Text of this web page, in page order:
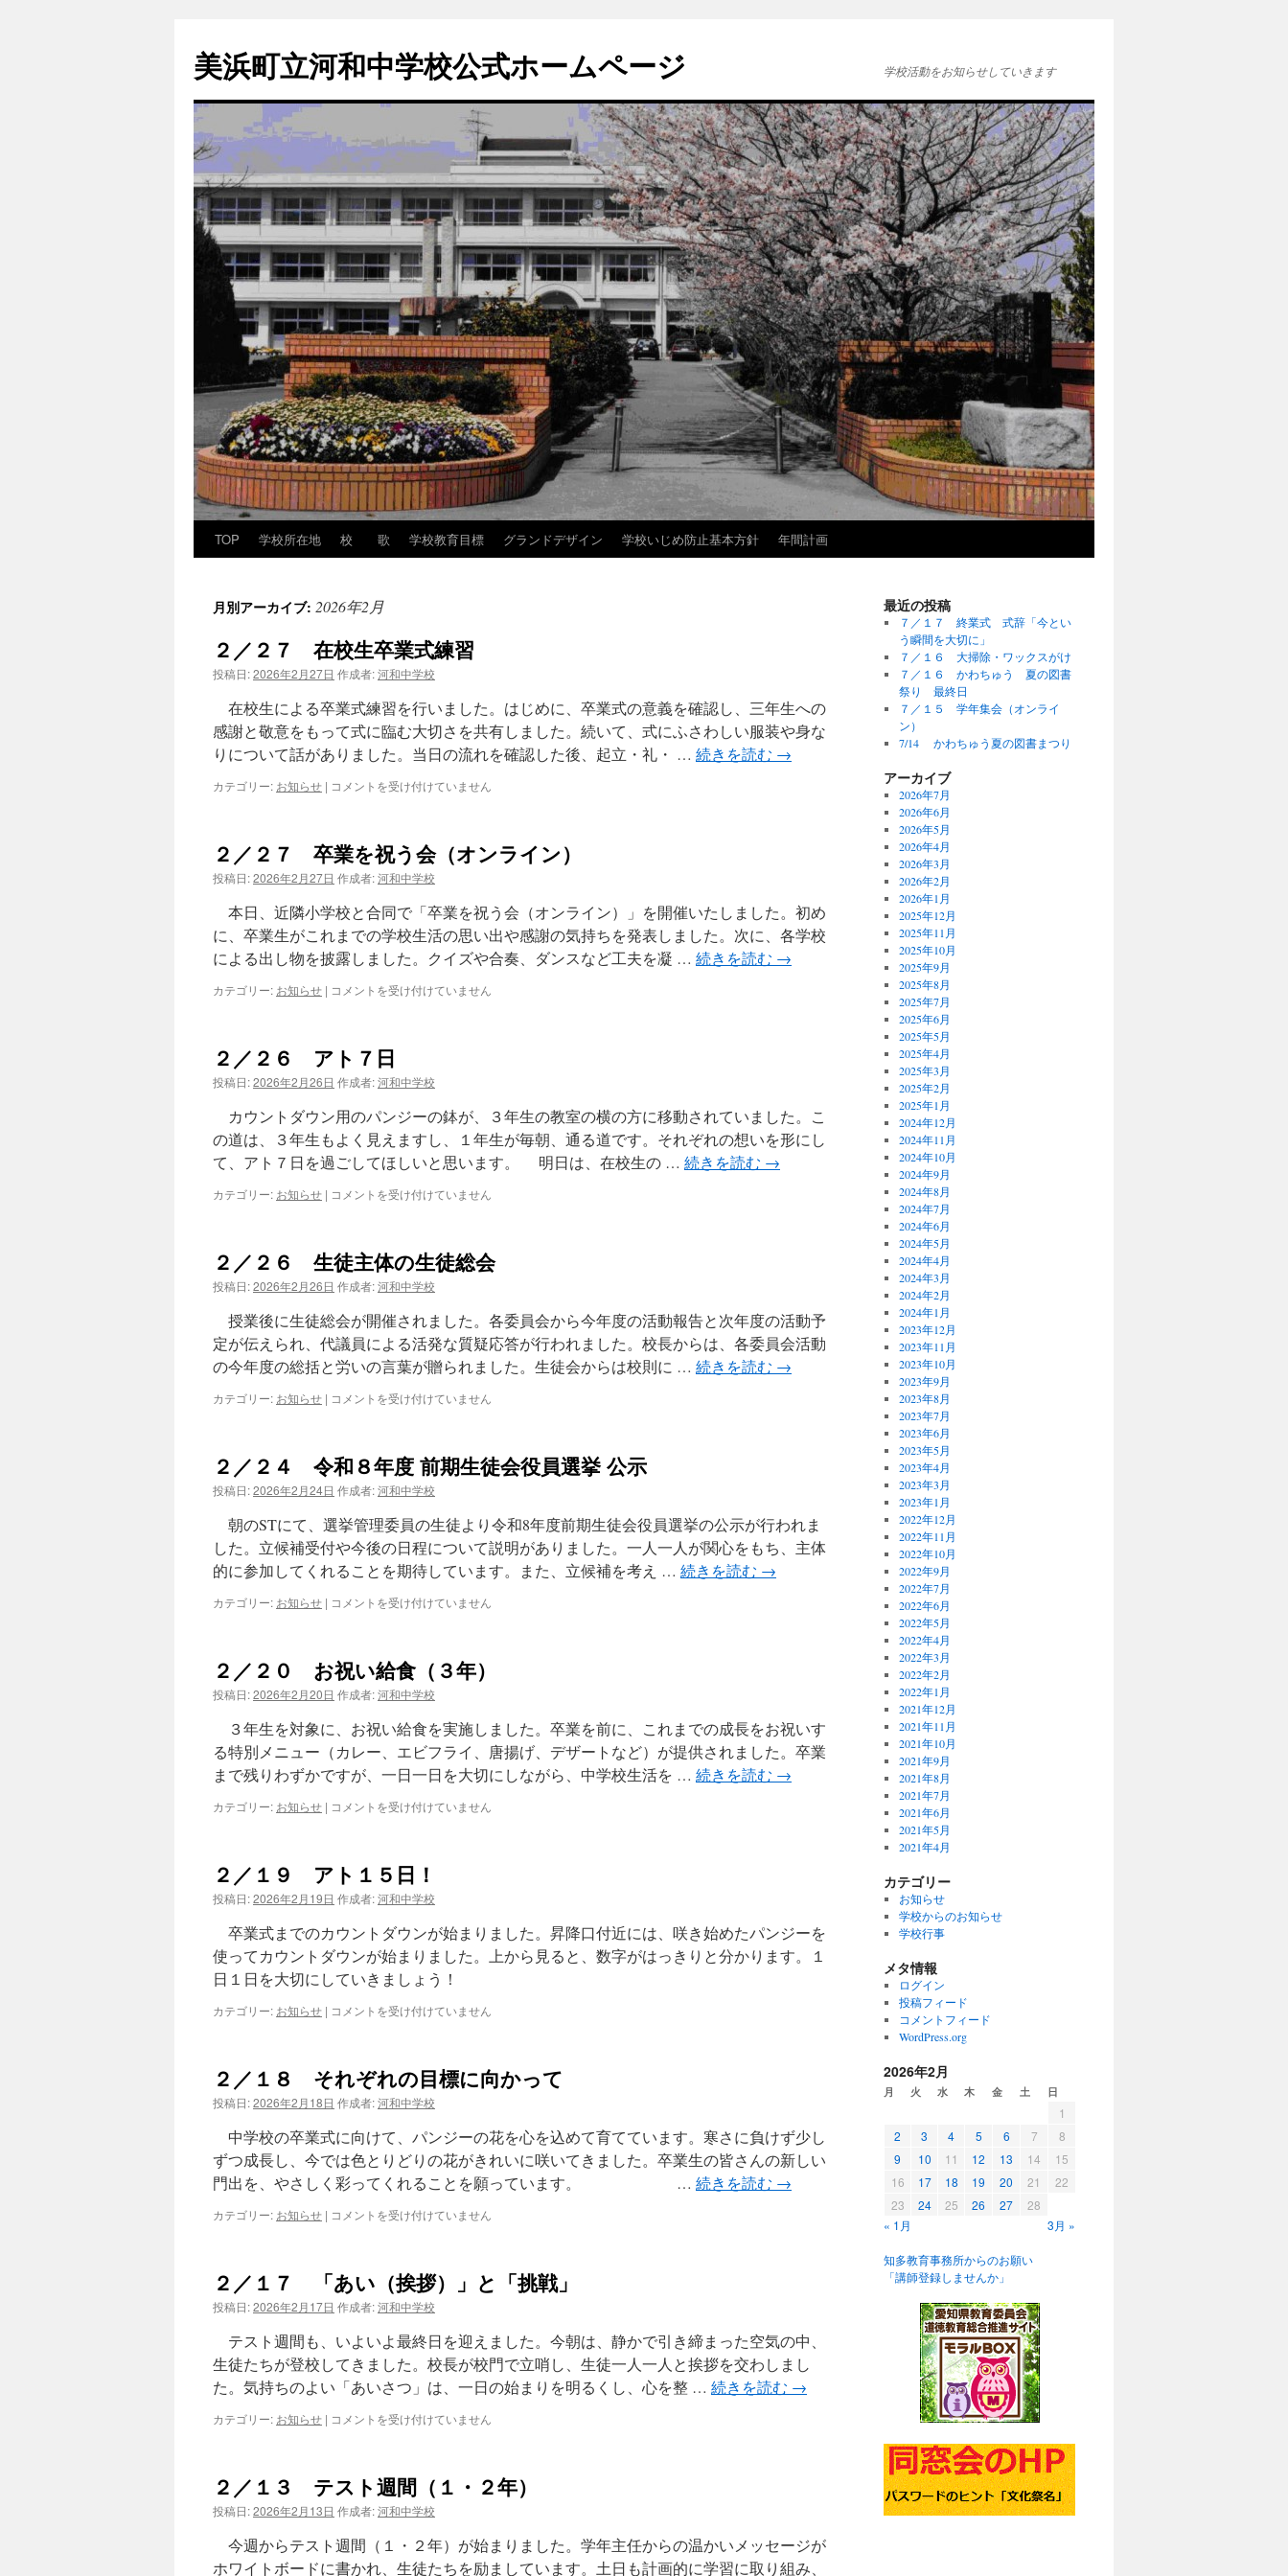
テ
ン
へ
ス
キ
ッ
プ
美浜町立河和中学校公式ホームページ 学校活動をお知らせしていきます
TOP 学校所在地 校 歌 学校教育目標 グランドデザイン 学校いじめ防止基本方針 年間計画
月別アーカイブ: 2026年2月
２／２７ 在校生卒業式練習
投稿日:2026年2月27日 作成者:河和中学校
在校生による卒業式練習を行いました。はじめに、卒業式の意義を確認し、三年生への
感謝と敬意をもって式に臨む大切さを共有しました。続いて、式にふさわしい服装や身な
りについて話がありました。当日の流れを確認した後、起立・礼・ … 続きを読む →
カテゴリー: お知らせ | ２
在
校
生
卒
業
式
練
は
コメントを受け付けていません
２／２７ 卒業を祝う会（オンライン）
投稿日:2026年2月27日 作成者:河和中学校
本日、近隣小学校と合同で「卒業を祝う会（オンライン）」を開催いたしました。初め
に、卒業生がこれまでの学校生活の思い出や感謝の気持ちを発表しました。次に、各学校
による出し物を披露しました。クイズや合奏、ダンスなど工夫を凝 … 続きを読む →
カテゴリー: お知らせ | ２
卒
業
を
祝
う
会
（オ
ラ
コメントを受け付けていません
２／２６ アト７日
投稿日:2026年2月26日 作成者:河和中学校
カウントダウン用のパンジーの鉢が、３年生の教室の横の方に移動されていました。こ
の道は、３年生もよく見えますし、１年生が毎朝、通る道です。それぞれの想いを形にし
て、アト７日を過ごしてほしいと思います。 明日は、在校生の … 続きを読む →
カテゴリー: お知らせ | ２
ア
ト
７
日
は
コメントを受け付けていません
２／２６ 生徒主体の生徒総会
投稿日:2026年2月26日 作成者:河和中学校
授業後に生徒総会が開催されました。各委員会から今年度の活動報告と次年度の活動予
定が伝えられ、代議員による活発な質疑応答が行われました。校長からは、各委員会活動
の今年度の総括と労いの言葉が贈られました。生徒会からは校則に … 続きを読む →
カテゴリー: お知らせ | ２
生
徒
主
体
の
生
徒
会
コメントを受け付けていません
２／２４ 令和８年度 前期生徒会役員選挙 公示
投稿日:2026年2月24日 作成者:河和中学校
朝のSTにて、選挙管理委員の生徒より令和8年度前期生徒会役員選挙の公示が行われま
した。立候補受付や今後の日程について説明がありました。一人一人が関心をもち、主体
的に参加してくれることを期待しています。また、立候補を考え … 続きを読む →
カテゴリー: お知らせ | ２
令
和
８
年
度
前
期
徒
選
挙
示
は
コメントを受け付けていません
２／２０ お祝い給食（３年）
投稿日:2026年2月20日 作成者:河和中学校
３年生を対象に、お祝い給食を実施しました。卒業を前に、これまでの成長をお祝いす
る特別メニュー（カレー、エビフライ、唐揚げ、デザートなど）が提供されました。卒業
まで残りわずかですが、一日一日を大切にしながら、中学校生活を … 続きを読む →
カテゴリー: お知らせ | ２
お
祝
い
給
食
（３
年）
コメントを受け付けていません
２／１９ アト１５日！
投稿日:2026年2月19日 作成者:河和中学校
卒業式までのカウントダウンが始まりました。昇降口付近には、咲き始めたパンジーを
使ってカウントダウンが始まりました。上から見ると、数字がはっきりと分かります。１
日１日を大切にしていきましょう！
カテゴリー: お知らせ | ２
ア
ト
１
５
日！
は
コメントを受け付けていません
２／１８ それぞれの目標に向かって
投稿日:2026年2月18日 作成者:河和中学校
中学校の卒業式に向けて、パンジーの花を心を込めて育てています。寒さに負けず少し
ずつ成長し、今では色とりどりの花がきれいに咲いてきました。卒業生の皆さんの新しい
門出を、やさしく彩ってくれることを願っています。 … 続きを読む →
カテゴリー: お知らせ | ２
そ
れ
ぞ
れ
の
目
標
向
は
コメントを受け付けていません
２／１７ 「あい（挨拶）」と「挑戦」
投稿日:2026年2月17日 作成者:河和中学校
テスト週間も、いよいよ最終日を迎えました。今朝は、静かで引き締まった空気の中、
生徒たちが登校してきました。校長が校門で立哨し、生徒一人一人と挨拶を交わしまし
た。気持ちのよい「あいさつ」は、一日の始まりを明るくし、心を整 … 続きを読む →
カテゴリー: お知らせ | ２
「あ
い
（挨
拶）」
と
「挑
コメントを受け付けていません
２／１３ テスト週間（１・２年）
投稿日:2026年2月13日 作成者:河和中学校
今週からテスト週間（１・２年）が始まりました。学年主任からの温かいメッセージが
ホワイトボードに書かれ、生徒たちを励ましています。土日も計画的に学習に取り組み、
最近の投稿
７／１７ 終業式 式辞「今とい
う瞬間を大切に」
７／１６ 大掃除・ワックスがけ
７／１６ かわちゅう 夏の図書
祭り 最終日
７／１５ 学年集会（オンライ
ン）
7/14 かわちゅう夏の図書まつり
アーカイブ
2026年7月
2026年6月
2026年5月
2026年4月
2026年3月
2026年2月
2026年1月
2025年12月
2025年11月
2025年10月
2025年9月
2025年8月
2025年7月
2025年6月
2025年5月
2025年4月
2025年3月
2025年2月
2025年1月
2024年12月
2024年11月
2024年10月
2024年9月
2024年8月
2024年7月
2024年6月
2024年5月
2024年4月
2024年3月
2024年2月
2024年1月
2023年12月
2023年11月
2023年10月
2023年9月
2023年8月
2023年7月
2023年6月
2023年5月
2023年4月
2023年3月
2023年1月
2022年12月
2022年11月
2022年10月
2022年9月
2022年7月
2022年6月
2022年5月
2022年4月
2022年3月
2022年2月
2022年1月
2021年12月
2021年11月
2021年10月
2021年9月
2021年8月
2021年7月
2021年6月
2021年5月
2021年4月
カテゴリー
お知らせ
学校からのお知らせ
学校行事
メタ情報
ログイン
投稿フィード
コメントフィード
WordPress.org
2026年2月
月 火 水 木 金 土 日
1
2
3 4 5 6 7
8
9
10 11 12 13 14
15
16
17 18 19 20 21
22
23
24 25 26 27
28
« 1月
3月 »
知多教育事務所からのお願い
「講師登録しませんか」